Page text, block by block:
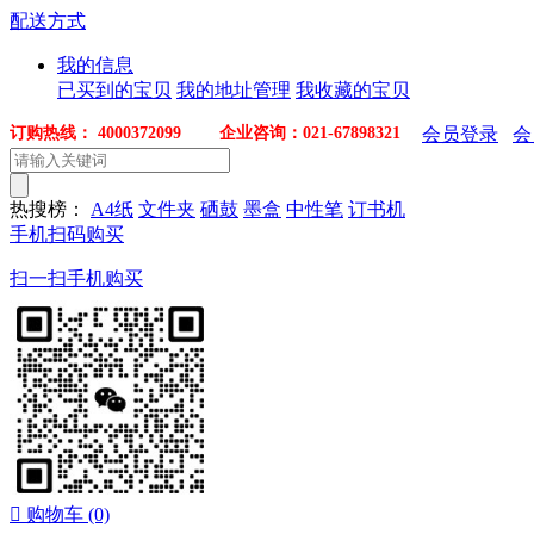
配送方式
我的信息
已买到的宝贝 我的地址管理 我收藏的宝贝
订购热线： 4000372099 企业咨询：021-67898321 会员登录
热搜榜： A4纸 文件夹 硒鼓 墨盒 中性笔 订书机
手机扫码购买
扫一扫手机购买
 购物车 (0)